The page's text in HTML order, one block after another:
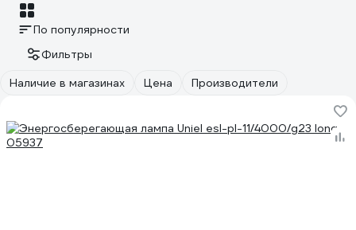
По популярности
Фильтры
Наличие в магазинах
Цена Производители